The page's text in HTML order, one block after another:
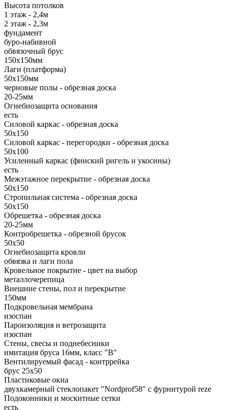
Высота потолков
1 этаж - 2,4м
2 этаж - 2,3м
фундамент
буро-набивной
обвязочный брус
150х150мм
Лаги (платформа)
50х150мм
черновые полы - обрезная доска
20-25мм
Огнебиозащита основания
есть
Силовой каркас - обрезная доска
50х150
Силовой каркас - перегородки - обрезная доска
50х100
Усиленный каркас (финский ригель и укосины)
есть
Межэтажное перекрытие - обрезная доска
50х150
Стропильная система - обрезная доска
50х150
Обрешетка - обрезная доска
20-25мм
Контробрешетка - обрезной брусок
50x50
Огнебиозащита кровли
обвязка и лаги пола
Кровельное покрытие - цвет на выбор
металлочерепица
Внешние стены, пол и перекрытие
150мм
Подкровельная мембрана
изоспан
Пароизоляция и ветрозащита
изоспан
Стены, свесы и поднебесники
имитация бруса 16мм, класс "В"
Вентилируемый фасад - контррейка
брус 25х50
Пластиковые окна
двухкамерный стеклопакет "Nordprof58" c фурнитурой reze
Подоконники и москитные сетки
есть